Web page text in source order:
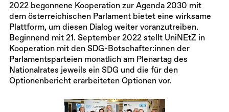
2022 begonnene Kooperation zur Agenda 2030 mit
dem österreichischen Parlament bietet eine wirksame
Plattform, um diesen Dialog weiter voranzutreiben.
Beginnend mit 21. September 2022 stellt UniNEtZ in
Kooperation mit den SDG-Botschafter:innen der
Parlamentsparteien monatlich am Plenartag des
Nationalrates jeweils ein SDG und die für den
Optionenbericht erarbeiteten Optionen vor.